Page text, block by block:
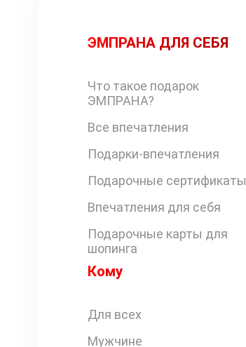
ЭМПРАНА ДЛЯ СЕБЯ
Что такое подарок
ЭМПРАНА?
Все впечатления
Подарки-впечатления
Подарочные сертификаты
Впечатления для себя
Подарочные карты для
шопинга
Кому
Для всех
Мужчине